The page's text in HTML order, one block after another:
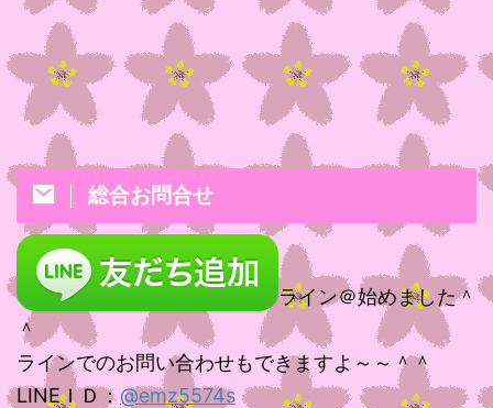
総合お問合せ
ライン＠始めました＾
＾
ラインでのお問い合わせもできますよ～～＾＾
LINEＩＤ：@emz5574s